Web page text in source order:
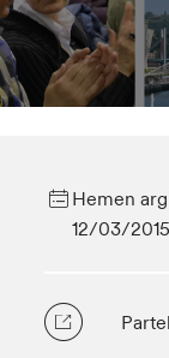
Hemen
12/03/2015